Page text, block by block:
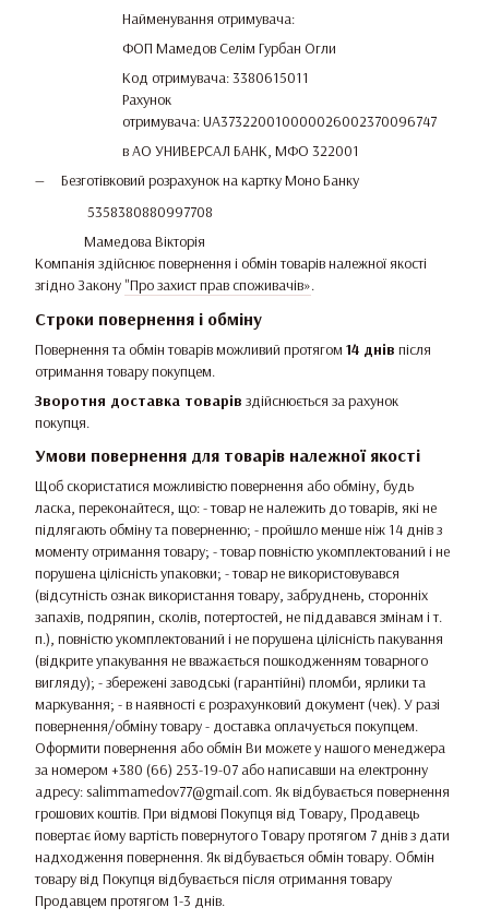
Найменування отримувача:
ФОП Мамедов Селім Гурбан Огли
Код отримувача: 3380615011
Рахунок
отримувача: UA373220010000026002370096747
в АО УНИВЕРСАЛ БАНК, МФО 322001
Безготівковий розрахунок на картку Моно Банку
5358380880997708
Мамедова Вікторія
Компанія здійснює повернення і обмін товарів належної якості
згідно Закону "Про захист прав споживачів».
Строки повернення і обміну
Повернення та обмін товарів можливий протягом 14 днів після
отримання товару покупцем.
Зворотня доставка товарів здійснюється за рахунок
покупця.
Умови повернення для товарів належної якості
Щоб скористатися можливістю повернення або обміну, будь
ласка, переконайтеся, що: - товар не належить до товарів, які не
підлягають обміну та поверненню; - пройшло менше ніж 14 днів з
моменту отримання товару; - товар повністю укомплектований і не
порушена цілісність упаковки; - товар не використовувався
(відсутність ознак використання товару, забруднень, сторонніх
запахів, подряпин, сколів, потертостей, не піддавався змінам і т.
п.), повністю укомплектований і не порушена цілісність пакування
(відкрите упакування не вважається пошкодженням товарного
вигляду); - збережені заводські (гарантійні) пломби, ярлики та
маркування; - в наявності є розрахунковий документ (чек). У разі
повернення/обміну товару - доставка оплачується покупцем.
Оформити повернення або обмін Ви можете у нашого менеджера
за номером +380 (66) 253-19-07 або написавши на електронну
адресу: salimmamedov77@gmail.com. Як відбувається повернення
грошових коштів. При відмові Покупця від Товару, Продавець
повертає йому вартість повернутого Товару протягом 7 днів з дати
надходження повернення. Як відбувається обмін товару. Обмін
товару від Покупця відбувається після отримання товару
Продавцем протягом 1-3 днів.